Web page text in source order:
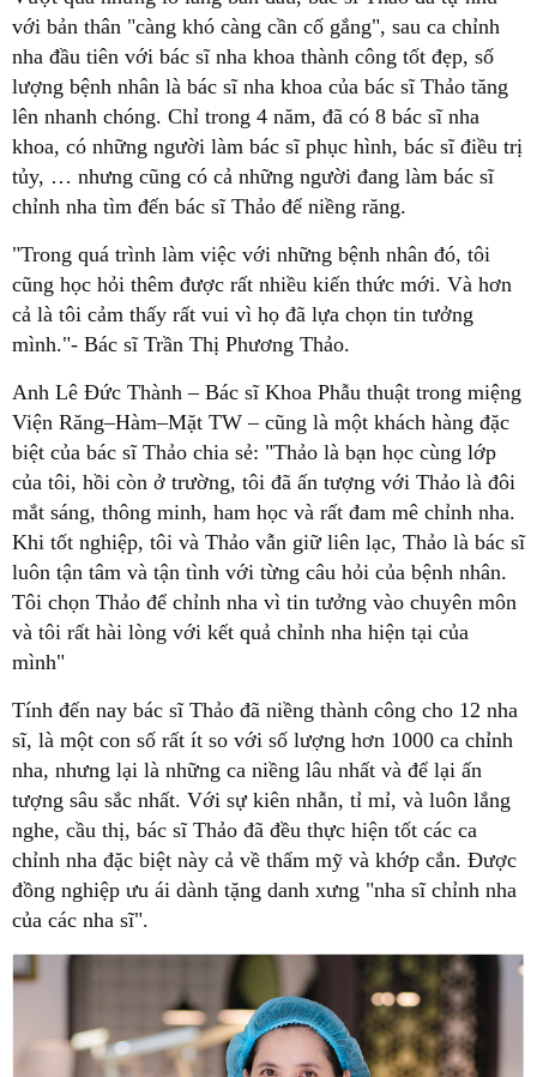
với bản thân "càng khó càng cần cố gắng", sau ca chỉnh
nha đầu tiên với bác sĩ nha khoa thành công tốt đẹp, số
lượng bệnh nhân là bác sĩ nha khoa của bác sĩ Thảo tăng
lên nhanh chóng. Chỉ trong 4 năm, đã có 8 bác sĩ nha
khoa, có những người làm bác sĩ phục hình, bác sĩ điều trị
tủy, … nhưng cũng có cả những người đang làm bác sĩ
chỉnh nha tìm đến bác sĩ Thảo để niềng răng.
"Trong quá trình làm việc với những bệnh nhân đó, tôi
cũng học hỏi thêm được rất nhiều kiến thức mới. Và hơn
cả là tôi cảm thấy rất vui vì họ đã lựa chọn tin tưởng
mình."- Bác sĩ Trần Thị Phương Thảo.
Anh Lê Đức Thành – Bác sĩ Khoa Phẫu thuật trong miệng
Viện Răng–Hàm–Mặt TW – cũng là một khách hàng đặc
biệt của bác sĩ Thảo chia sẻ: "Thảo là bạn học cùng lớp
của tôi, hồi còn ở trường, tôi đã ấn tượng với Thảo là đôi
mắt sáng, thông minh, ham học và rất đam mê chỉnh nha.
Khi tốt nghiệp, tôi và Thảo vẫn giữ liên lạc, Thảo là bác sĩ
luôn tận tâm và tận tình với từng câu hỏi của bệnh nhân.
Tôi chọn Thảo để chỉnh nha vì tin tưởng vào chuyên môn
và tôi rất hài lòng với kết quả chỉnh nha hiện tại của
mình"
Tính đến nay bác sĩ Thảo đã niềng thành công cho 12 nha
sĩ, là một con số rất ít so với số lượng hơn 1000 ca chỉnh
nha, nhưng lại là những ca niềng lâu nhất và để lại ấn
tượng sâu sắc nhất. Với sự kiên nhẫn, tỉ mỉ, và luôn lắng
nghe, cầu thị, bác sĩ Thảo đã đều thực hiện tốt các ca
chỉnh nha đặc biệt này cả về thẩm mỹ và khớp cắn. Được
đồng nghiệp ưu ái dành tặng danh xưng "nha sĩ chỉnh nha
của các nha sĩ".